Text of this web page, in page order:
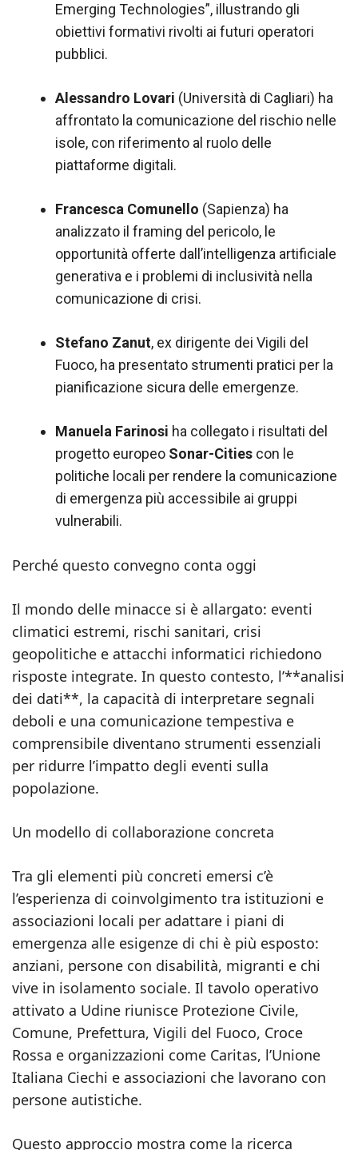
Emerging Technologies”, illustrando gli
obiettivi formativi rivolti ai futuri operatori
pubblici.
Alessandro Lovari (Università di Cagliari) ha
affrontato la comunicazione del rischio nelle
isole, con riferimento al ruolo delle
piattaforme digitali.
Francesca Comunello (Sapienza) ha
analizzato il framing del pericolo, le
opportunità offerte dall’intelligenza artificiale
generativa e i problemi di inclusività nella
comunicazione di crisi.
Stefano Zanut, ex dirigente dei Vigili del
Fuoco, ha presentato strumenti pratici per la
pianificazione sicura delle emergenze.
Manuela Farinosi ha collegato i risultati del
progetto europeo Sonar-Cities con le
politiche locali per rendere la comunicazione
di emergenza più accessibile ai gruppi
vulnerabili.
Perché questo convegno conta oggi
Il mondo delle minacce si è allargato: eventi
climatici estremi, rischi sanitari, crisi
geopolitiche e attacchi informatici richiedono
risposte integrate. In questo contesto, l’**analisi
dei dati**, la capacità di interpretare segnali
deboli e una comunicazione tempestiva e
comprensibile diventano strumenti essenziali
per ridurre l’impatto degli eventi sulla
popolazione.
Un modello di collaborazione concreta
Tra gli elementi più concreti emersi c’è
l’esperienza di coinvolgimento tra istituzioni e
associazioni locali per adattare i piani di
emergenza alle esigenze di chi è più esposto:
anziani, persone con disabilità, migranti e chi
vive in isolamento sociale. Il tavolo operativo
attivato a Udine riunisce Protezione Civile,
Comune, Prefettura, Vigili del Fuoco, Croce
Rossa e organizzazioni come Caritas, l’Unione
Italiana Ciechi e associazioni che lavorano con
persone autistiche.
Questo approccio mostra come la ricerca